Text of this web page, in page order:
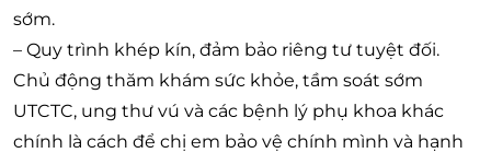
sớm.
– Quy trình khép kín, đảm bảo riêng tư tuyệt đối.
Chủ động thăm khám sức khỏe, tầm soát sớm
UTCTC, ung thư vú và các bệnh lý phụ khoa khác
chính là cách để chị em bảo vệ chính mình và hạnh